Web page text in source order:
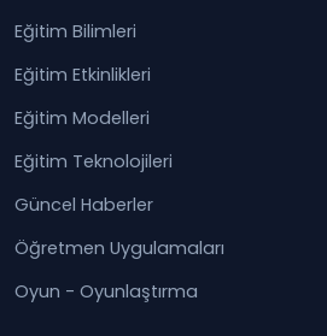
Eğitim Bilimleri
Eğitim Etkinlikleri
Eğitim Modelleri
Eğitim Teknolojileri
Güncel Haberler
Öğretmen Uygulamaları
Oyun - Oyunlaştırma